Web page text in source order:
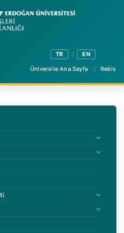
TR EN
Üniversite Ana Sayfa Rebis